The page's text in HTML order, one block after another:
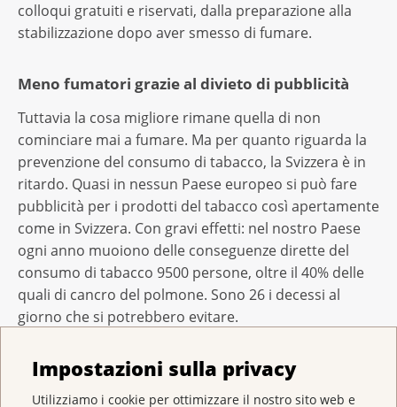
Impostazioni sulla privacy
Utilizziamo i cookie per ottimizzare il nostro sito web e
colloqui gratuiti e riservati, dalla preparazione alla
stabilizzazione dopo aver smesso di fumare.
Meno fumatori grazie al divieto di pubblicità
Tuttavia la cosa migliore rimane quella di non
cominciare mai a fumare. Ma per quanto riguarda la
prevenzione del consumo di tabacco, la Svizzera è in
ritardo. Quasi in nessun Paese europeo si può fare
pubblicità per i prodotti del tabacco così apertamente
come in Svizzera. Con gravi effetti: nel nostro Paese
ogni anno muoiono delle conseguenze dirette del
consumo di tabacco 9500 persone, oltre il 40% delle
quali di cancro del polmone. Sono 26 i decessi al
giorno che si potrebbero evitare.
Un mezzo efficace per la prevenzione sono i divieti di
pubblicità. Già nel 2011 uno studio ha dimostrato che